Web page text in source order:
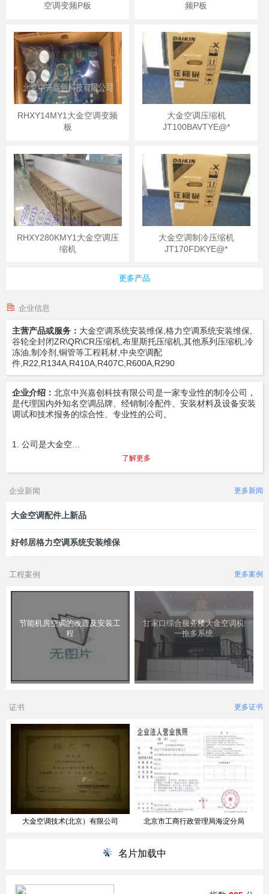
空调变频P板
频P板
RHXY14MY1大金空调变频
板
大金空调压缩机
JT100BAVTYE@*
RHXY280KMY1大金空调压
缩机
大金空调制冷压缩机
JT170FDKYE@*
更多产品
企业信息
主营产品或服务： 大金空调系统安装维保,格力空调系统安装维保,
谷轮全封闭ZR\QR\CR压缩机,布里斯托压缩机,其他系列压缩机,冷
冻油,制冷剂,铜管等工程耗材,中央空调配
件,R22,R134A,R410A,R407C,R600A,R290
企业介绍： 北京中兴嘉创科技有限公司是一家专业性的制冷公司，
是代理国内外知名空调品牌、经销制冷配件、安装材料及设备安装
调试和技术报务的综合性、专业性的公司。
1. 公司是大金空…
了解更多
企业新闻 更多新闻
大金空调配件上新品
好邻居格力空调系统安装维保
工程案例 更多案例
节能机房空调的改造及安装工
程
甘家口综合服务楼大金空调机
一拖多系统
证书 更多证书
大金空调技术(北京）有限公司 北京市工商行政管理局海淀分局
名片加载中